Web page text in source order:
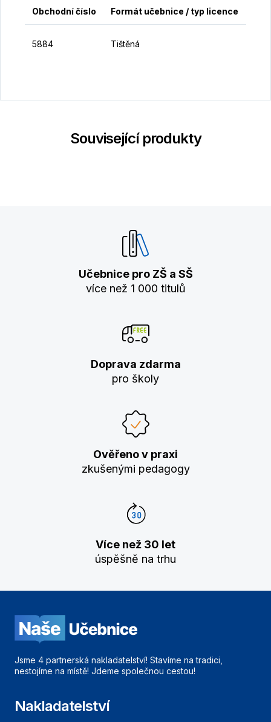
Obchodní číslo Formát učebnice / typ licence
5884 Tištěná
Související produkty
Učebnice pro ZŠ a SŠ
více než 1 000 titulů
Doprava zdarma
pro školy
Ověřeno v praxi
zkušenými pedagogy
Více než 30 let
úspěšně na trhu
Jsme 4 partnerská nakladatelství! Stavíme na tradici,
nestojíme na místě! Jdeme společnou cestou!
Nakladatelství